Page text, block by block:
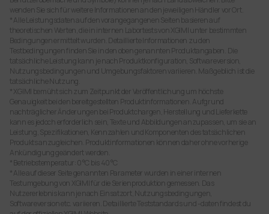
wenden Sie sich für weitere Informationen an den jeweiligen Händler vor Ort.
* Alle Leistungsdaten auf den vorangegangenen Seiten basieren auf
theoretischen Werten, die in internen Labortests von XGIMI unter bestimmten
Bedingungen ermittelt wurden. Detaillierte Informationen zu den
Testbedingungen finden Sie in den oben genannten Produktangaben. Die
tatsächliche Leistung kann je nach Produktkonfiguration, Softwareversion,
Nutzungsbedingungen und Umgebungsfaktoren variieren. Maßgeblich ist die
tatsächliche Nutzung.
* XGIMI bemüht sich zum Zeitpunkt der Veröffentlichung um höchste
Genauigkeit bei den bereitgestellten Produktinformationen. Aufgrund
nachträglicher Änderungen bei Produktchargen, Herstellung und Lieferkette
kann es jedoch erforderlich sein, Texte und Abbildungen anzupassen, um sie an
Leistung, Spezifikationen, Kennzahlen und Komponenten des tatsächlichen
Produkts anzugleichen. Produktinformationen können daher ohne vorherige
Ankündigung geändert werden.
* Betriebstemperatur: 0 °C bis 40 °C
* Alle auf dieser Seite genannten Parameter wurden in einer internen
Testumgebung von XGIMI für die Serienproduktion gemessen. Das
Nutzererlebnis kann je nach Einsatzort, Nutzungsbedingungen,
Softwareversion etc. variieren. Detaillierte Teststandards und -daten findest du